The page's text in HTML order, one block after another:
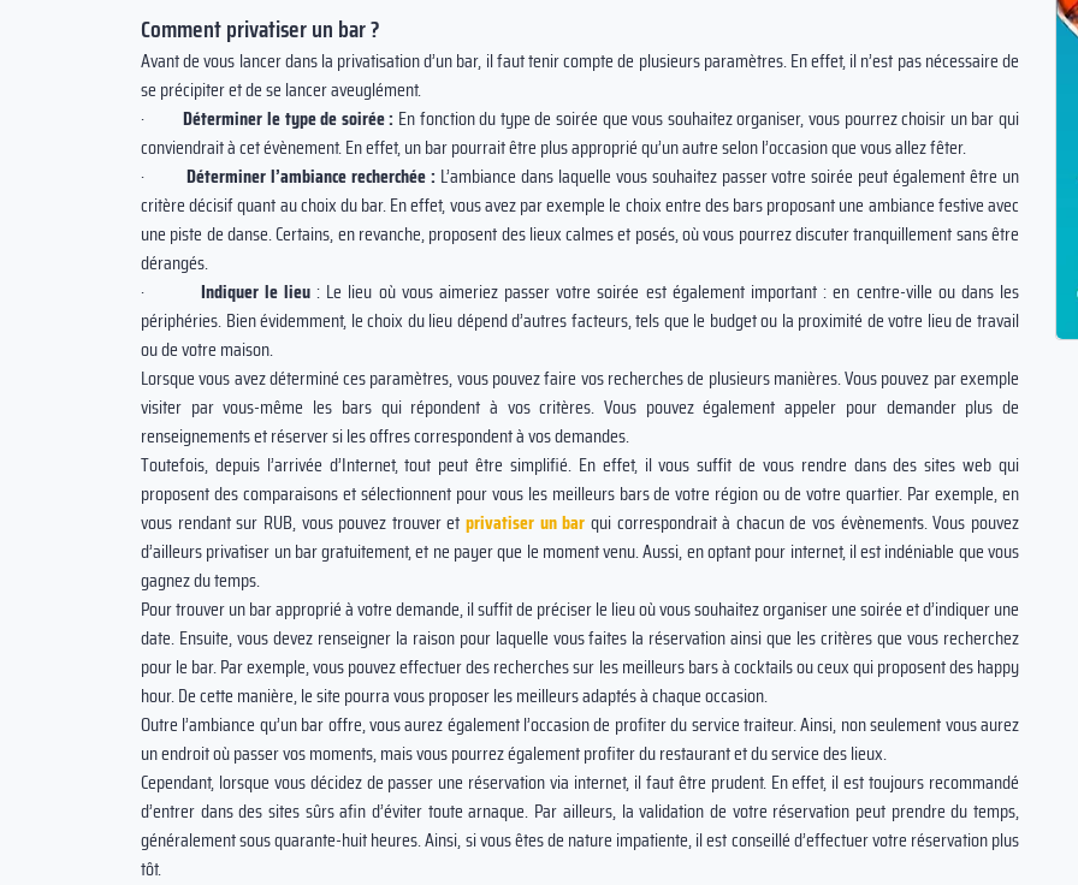
Comment privatiser un bar ?
Avant de vous lancer dans la privatisation d’un bar, il faut tenir compte de plusieurs paramètres. En effet, il n’est pas nécessaire de
se précipiter et de se lancer aveuglément.
·
Déterminer le type de soirée : En fonction du type de soirée que vous souhaitez organiser, vous pourrez choisir un bar qui
conviendrait à cet évènement. En effet, un bar pourrait être plus approprié qu’un autre selon l’occasion que vous allez fêter.
·Déterminer l’ambiance recherchée : L’ambiance dans laquelle vous souhaitez passer votre soirée peut également être un
critère décisif quant au choix du bar. En effet, vous avez par exemple le choix entre des bars proposant une ambiance festive avec
une piste de danse. Certains, en revanche, proposent des lieux calmes et posés, où vous pourrez discuter tranquillement sans être
dérangés.
· Indiquer le lieu : Le lieu où vous aimeriez passer votre soirée est également important : en centre-ville ou dans les
périphéries. Bien évidemment, le choix du lieu dépend d’autres facteurs, tels que le budget ou la proximité de votre lieu de travail
ou de votre maison.
Lorsque vous avez déterminé ces paramètres, vous pouvez faire vos recherches de plusieurs manières. Vous pouvez par exemple
visiter par vous-même les bars qui répondent à vos critères. Vous pouvez également appeler pour demander plus de
renseignements et réserver si les offres correspondent à vos demandes.
Toutefois, depuis l’arrivée d’Internet, tout peut être simplifié. En effet, il vous suffit de vous rendre dans des sites web qui
proposent des comparaisons et sélectionnent pour vous les meilleurs bars de votre région ou de votre quartier. Par exemple, en
vous rendant sur RUB, vous pouvez trouver etprivatiser un bar qui correspondrait à chacun de vos évènements. Vous pouvez
d’ailleurs privatiser un bar gratuitement, et ne payer que le moment venu. Aussi, en optant pour internet, il est indéniable que vous
gagnez du temps.
Pour trouver un bar approprié à votre demande, il suffit de préciser le lieu où vous souhaitez organiser une soirée et d’indiquer une
date. Ensuite, vous devez renseigner la raison pour laquelle vous faites la réservation ainsi que les critères que vous recherchez
pour le bar. Par exemple, vous pouvez effectuer des recherches sur les meilleurs bars à cocktails ou ceux qui proposent des happy
hour. De cette manière, le site pourra vous proposer les meilleurs adaptés à chaque occasion.
Outre l’ambiance qu’un bar offre, vous aurez également l’occasion de profiter du service traiteur. Ainsi, non seulement vous aurez
un endroit où passer vos moments, mais vous pourrez également profiter du restaurant et du service des lieux.
Cependant, lorsque vous décidez de passer une réservation via internet, il faut être prudent. En effet, il est toujours recommandé
d’entrer dans des sites sûrs afin d’éviter toute arnaque. Par ailleurs, la validation de votre réservation peut prendre du temps,
généralement sous quarante-huit heures. Ainsi, si vous êtes de nature impatiente, il est conseillé d’effectuer votre réservation plus
tôt.